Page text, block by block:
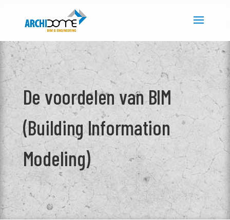
De voordelen van BIM
(Building Information
Modeling)